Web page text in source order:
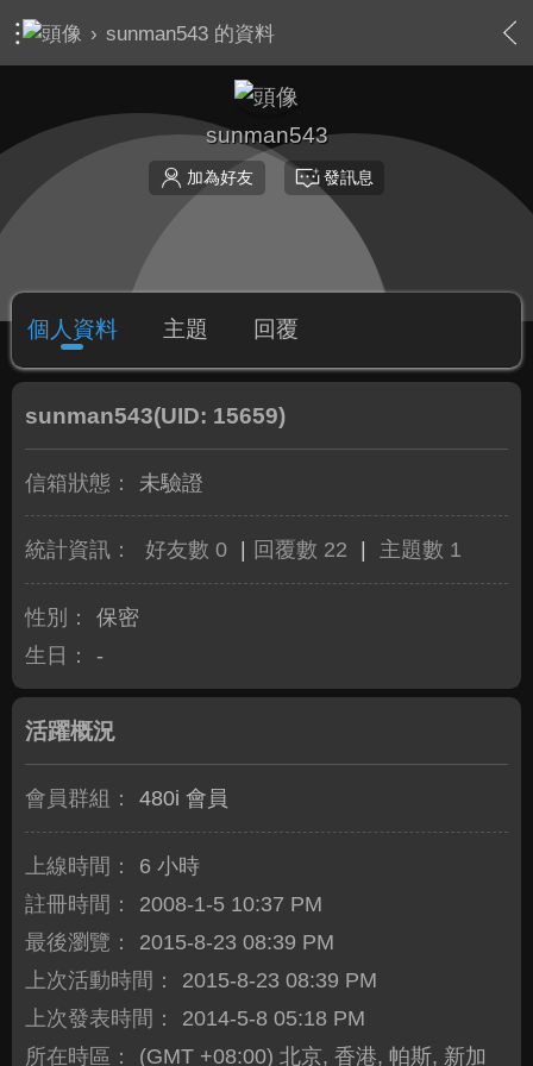
› sunman543 的資料
sunman543
加為好友 發訊息
個人資料 主題 回覆
sunman543(UID: 15659)
信箱狀態： 未驗證
統計資訊： 好友數 0 回覆數 22 主題數 1
性別：
保密
生日：
-
活躍概況
會員群組： 480i 會員
上線時間：
6 小時
註冊時間：
2008-1-5 10:37 PM
最後瀏覽：
2015-8-23 08:39 PM
上次活動時間：
2015-8-23 08:39 PM
上次發表時間：
2014-5-8 05:18 PM
所在時區：
(GMT +08:00) 北京, 香港, 帕斯, 新加